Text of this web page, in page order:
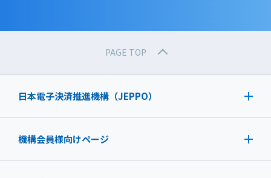
PAGE TOP
日本電子決済推進機構（JEPPO）
機構会員様向けページ